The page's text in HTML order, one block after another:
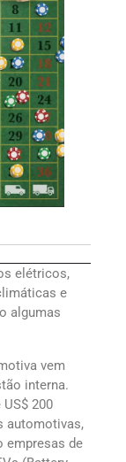
elétricos,
e
algumas
vem
interna.
200
automotivas,
empresas de